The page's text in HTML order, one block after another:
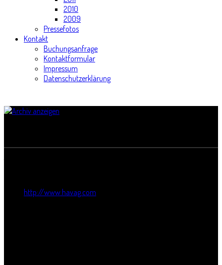
2010
2009
Pressefotos
Kontakt
Buchungsanfrage
Kontaktformular
Impressum
Datenschutzerklärung
http://www.havag.com